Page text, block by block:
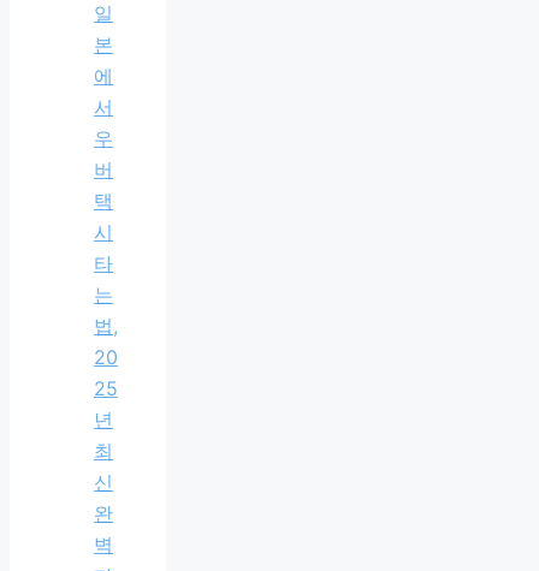
일
본
에
서
우
버
택
시
타
는
법,
20
25
년
최
신
완
벽